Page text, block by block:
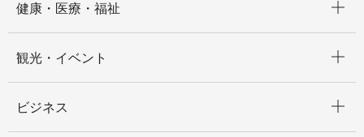
健康・医療・福祉
観光・イベント
ビジネス